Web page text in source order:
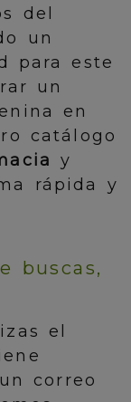
del
un
para este
un
en
catálogo
y
rápida y
buscas,
el
correo